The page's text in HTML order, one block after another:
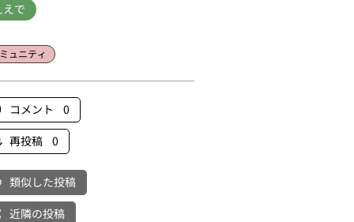
えで
ュニティ
コメント 0
再投稿 0
類似した投稿
近隣の投稿